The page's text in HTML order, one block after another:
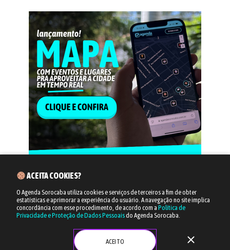
ACEITA COOKIES?
O Agenda Sorocaba utiliza cookies e serviços de terceiros a fim de obter
estatísticas e aprimorar a experiência do usuário. A navegação no site implica
concordância com esse procedimento, de acordo com a Política de
Privacidade e Proteção de Dados Pessoaisdo Agenda Sorocaba.
ACEITO close